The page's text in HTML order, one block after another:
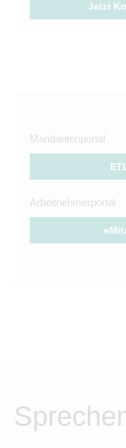
Jetzt
Mandantenportal
Arbeitnehmerportal